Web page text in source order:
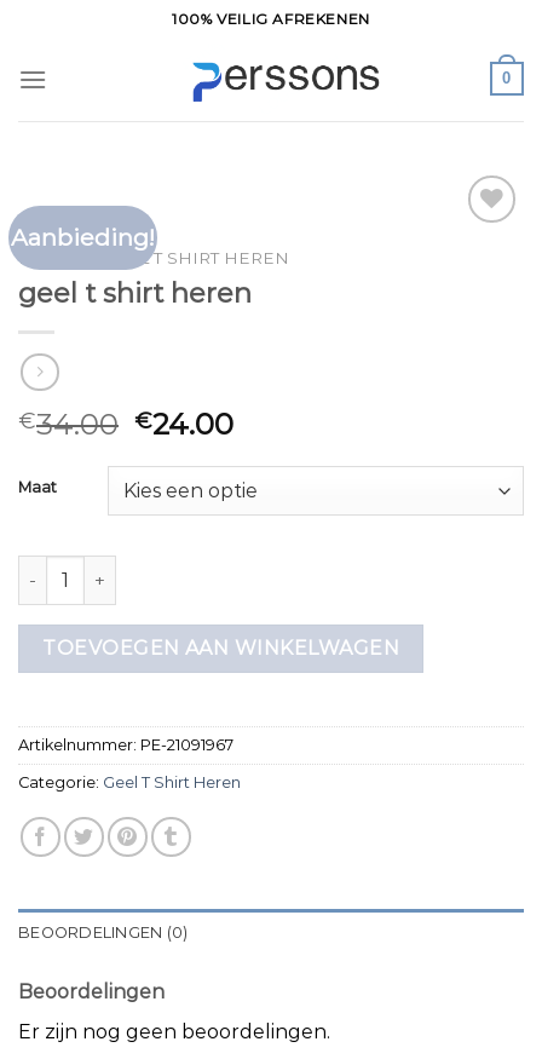
inhoud
100% VEILIG AFREKENEN
0
Aanbieding!
HOME GEEL T SHIRT HEREN
geel t shirt heren
€34.00 €24.00
Maat
geel t shirt heren aantal
TOEVOEGEN AAN WINKELWAGEN
Artikelnummer: PE-21091967
Categorie: Geel T Shirt Heren
BEOORDELINGEN (0)
Beoordelingen
Er zijn nog geen beoordelingen.